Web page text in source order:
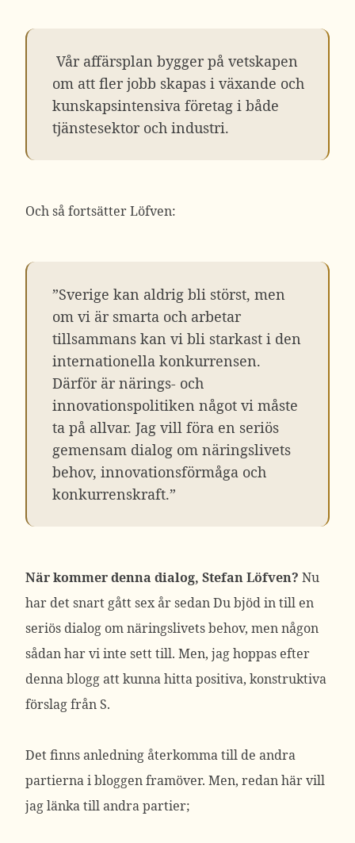
Vår affärsplan bygger på vetskapen
om att fler jobb skapas i växande och
kunskapsintensiva företag i både
tjänstesektor och industri.
Och så fortsätter Löfven:
”Sverige kan aldrig bli störst, men
om vi är smarta och arbetar
tillsammans kan vi bli starkast i den
internationella konkurrensen.
Därför är närings- och
innovationspolitiken något vi måste
ta på allvar. Jag vill föra en seriös
gemensam dialog om näringslivets
behov, innovationsförmåga och
konkurrenskraft.”
När kommer denna dialog, Stefan Löfven? Nu
har det snart gått sex år sedan Du bjöd in till en
seriös dialog om näringslivets behov, men någon
sådan har vi inte sett till. Men, jag hoppas efter
denna blogg att kunna hitta positiva, konstruktiva
förslag från S.
Det finns anledning återkomma till de andra
partierna i bloggen framöver. Men, redan här vill
jag länka till andra partier;